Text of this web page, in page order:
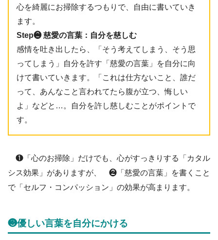
心を綺麗にお掃除するつもりで、自由に書いていき
ます。
Step❷ 慈愛の言葉：自分を慈しむ
感情を吐き出したら、「そう考えてしまう、そう思
ってしまう」自分を許す「慈愛の言葉」を自分に向
けて書いていきます。「これは仕方ないこと、誰だ
って、あんなこと言われてたら腹が立つ、悔しい
よ」などと…。自分を許し慈しむことがポイントで
す。
❶「心のお掃除」だけでも、心がすっきりする「カタル
シス効果」がありますが、 ❷「慈愛の言葉」を書くこと
で「セルフ・コンパッション」の効果が高まります。
❸優しい言葉を自分にかける